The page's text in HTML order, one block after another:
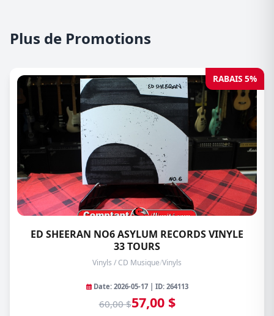
Plus de Promotions
RABAIS 5%
ED SHEERAN NO6 ASYLUM RECORDS VINYLE
33 TOURS
Vinyls / CD Musique/Vinyls
Date: 2026-05-17 | ID: 264113
60,00 $57,00 $